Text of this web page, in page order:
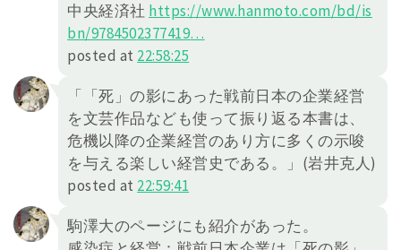
中央経済社 https://www.hanmoto.com/bd/is
bn/9784502377419…
posted at 22:58:25
「「死」の影にあった戦前日本の企業経営
を文芸作品なども使って振り返る本書は、
危機以降の企業経営のあり方に多くの示唆
を与える楽しい経営史である。」(岩井克人)
posted at 22:59:41
駒澤大のページにも紹介があった。